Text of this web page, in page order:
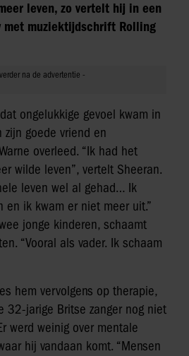
leven, zo vertelt hij in een
muziektijdschrift Rolling
ongelukkige gevoel kwam in
zijn goede vriend en
overleed. “Ik had het
wilde leven”, vertelt Sheeran.
leven wel al gehad… Ik
en ik kwam er niet meer uit.”
jonge kinderen, schaamt
“Vooral als vader. Ik schaam
hem vervolgens op therapie,
32-jarige Britse zanger nog niet
werd weinig over mentale
hij vandaan komt. “Mensen